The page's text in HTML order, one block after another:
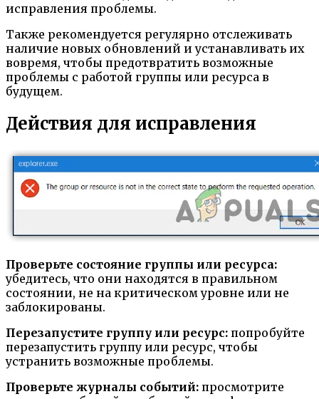
исправления проблемы.
Также рекомендуется регулярно отслеживать
наличие новых обновлений и устанавливать их
вовремя, чтобы предотвратить возможные
проблемы с работой группы или ресурса в
будущем.
Действия для исправления
Проверьте состояние группы или ресурса:
убедитесь, что они находятся в правильном
состоянии, не на критическом уровне или не
заблокированы.
Перезапустите группу или ресурс: попробуйте
перезапустить группу или ресурс, чтобы
устранить возможные проблемы.
Проверьте журналы событий: просмотрите